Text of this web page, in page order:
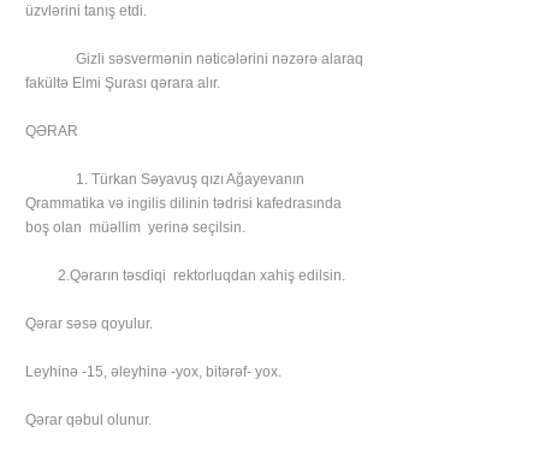
üzvlərini tanış etdi.
Gizli səsvermənin nəticələrini nəzərə alaraq
fakültə Elmi Şurası qərara alır.
QƏRAR
1. Türkan Səyavuş qızı Ağayevanın
Qrammatika və ingilis dilinin tədrisi kafedrasında
boş olan müəllim yerinə seçilsin.
2.Qərarın təsdiqi rektorluqdan xahiş edilsin.
Qərar səsə qoyulur.
Leyhinə -15, əleyhinə -yox, bitərəf- yox.
Qərar qəbul olunur.